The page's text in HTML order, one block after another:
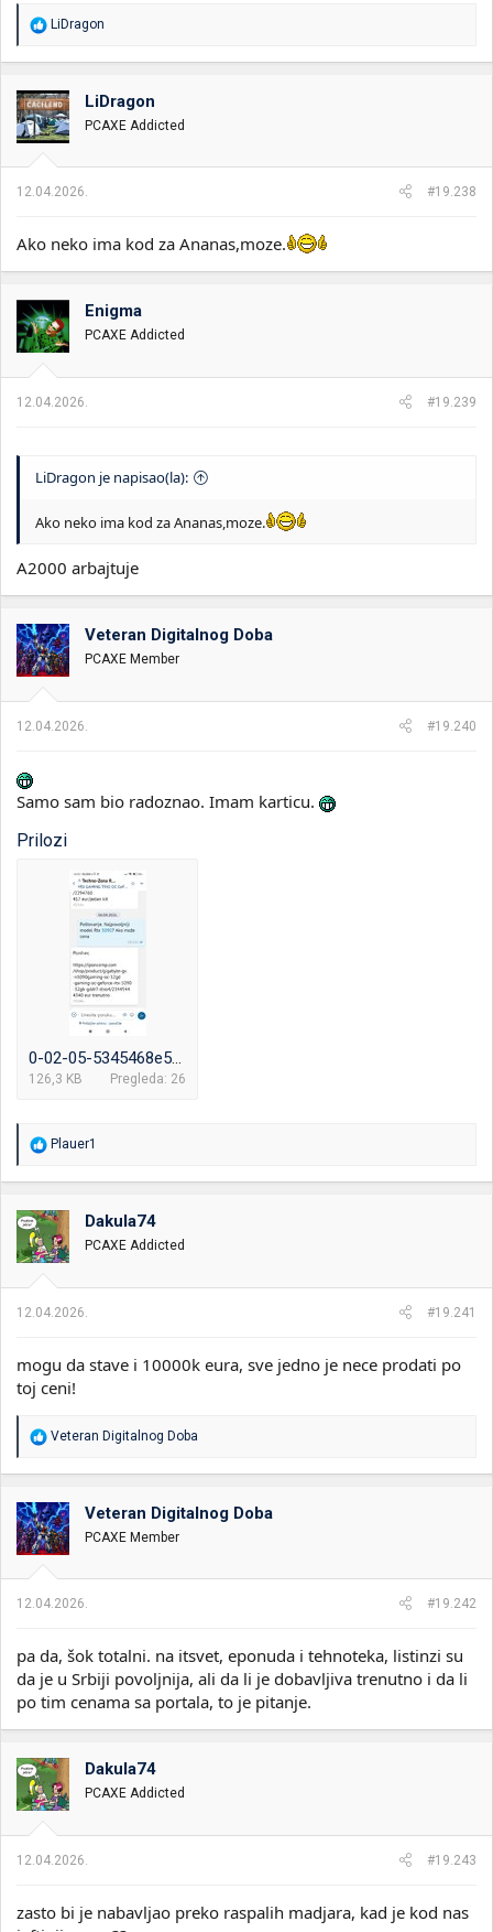
R
o
v
a
n
:
LiDragon
LiDragon
PCAXE Addicted
12.04.2026. #19.238
Ako neko ima kod za Ananas,moze.
Enigma
PCAXE Addicted
12.04.2026. #19.239
LiDragon je napisao(la):
Ako neko ima kod za Ananas,moze.
A2000 arbajtuje
Veteran Digitalnog Doba
PCAXE Member
12.04.2026. #19.240
Samo sam bio radoznao. Imam karticu.
Prilozi
126,3 KB Pregleda: 26
R
a
o
v
a
n
:
Plauer1
Dakula74
PCAXE Addicted
12.04.2026. #19.241
mogu da stave i 10000k eura, sve jedno je nece prodati po
toj ceni!
R
o
v
a
n
:
Veteran Digitalnog Doba
Veteran Digitalnog Doba
PCAXE Member
12.04.2026. #19.242
pa da, šok totalni. na itsvet, eponuda i tehnoteka, listinzi su
da je u Srbiji povoljnija, ali da li je dobavljiva trenutno i da li
po tim cenama sa portala, to je pitanje.
Dakula74
PCAXE Addicted
12.04.2026. #19.243
zasto bi je nabavljao preko raspalih madjara, kad je kod nas